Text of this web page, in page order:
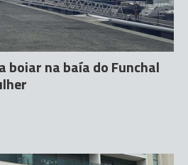
boiar na baía do Funchal